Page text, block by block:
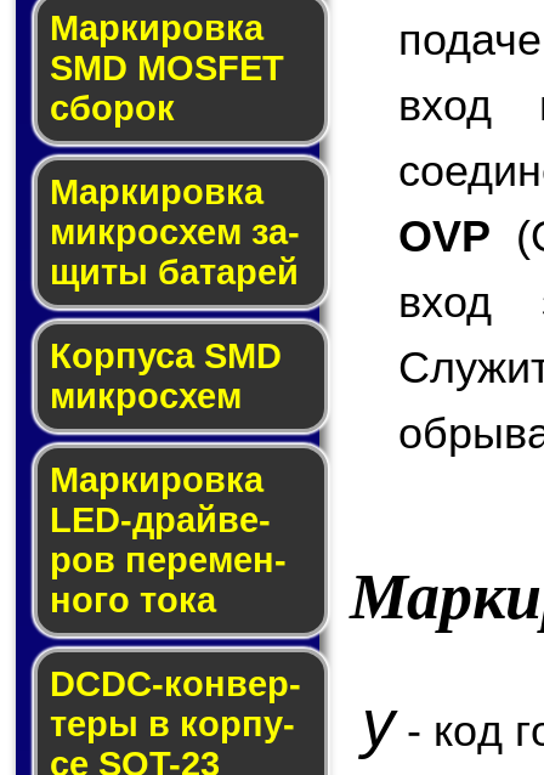
Мар­ки­ров­ка
SMD MOSFET
сбо­рок
Мар­ки­ров­ка
мик­ро­схем за­
щи­ты ба­та­рей
Корпуса SMD
мик­ро­схем
Маркировка
LED-драй­ве­
ров пе­ре­мен­
но­го то­ка
DCDC-кон­вер­
те­ры в кор­пу­
се SOT-23
вход
OVP
вход
y- код